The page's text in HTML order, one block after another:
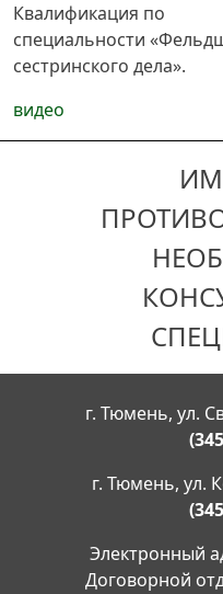
Квалификация по
специальности
сестринского дела».
видео
г. Тюмень, ул.
г. Тюмень, ул.
Электронный
Договорной